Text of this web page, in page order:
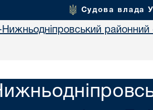
Судова влада
районний